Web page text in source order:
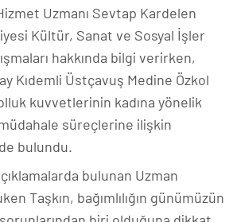
Uzmanı Sevtap Kardelen
Kültür, Sanat ve Sosyal İşler
hakkında bilgi verirken,
Kıdemli Üstçavuş Medine Özkol
kuvvetlerinin kadına yönelik
süreçlerine ilişkin
bulundu.
bulunan Uzman
Taşkın, bağımlılığın günümüzün